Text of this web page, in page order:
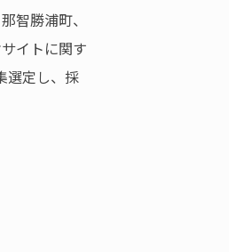
智勝浦町、
イトに関す
選定し、採